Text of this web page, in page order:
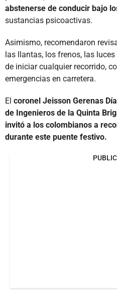
abstenerse de conducir bajo
sustancias psicoactivas.
Asimismo, recomendaron
las llantas, los frenos, las
de iniciar cualquier recorrido,
emergencias en carretera.
El coronel Jeisson Gerenas
de Ingenieros de la Quinta
invitó a los colombianos a
durante este puente festivo.